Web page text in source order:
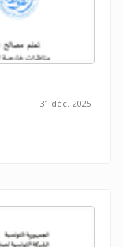
31 déc. 2025